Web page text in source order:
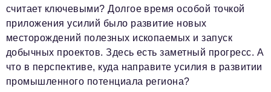
считает ключевыми? Долгое время особой точкой
приложения усилий было развитие новых
месторождений полезных ископаемых и запуск
добычных проектов. Здесь есть заметный прогресс. А
что в перспективе, куда направите усилия в развитии
промышленного потенциала региона?